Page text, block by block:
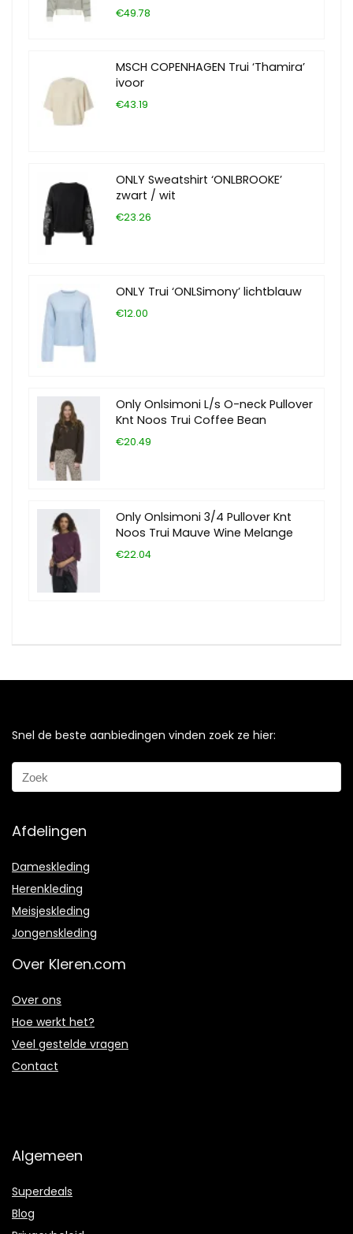
€49.78
MSCH COPENHAGEN Trui ‘Thamira’
ivoor
€43.19
ONLY Sweatshirt ‘ONLBROOKE’
zwart / wit
€23.26
ONLY Trui ‘ONLSimony’ lichtblauw
€12.00
Only Onlsimoni L/s O-neck Pullover
Knt Noos Trui Coffee Bean
€20.49
Only Onlsimoni 3/4 Pullover Knt
Noos Trui Mauve Wine Melange
€22.04
Snel de beste aanbiedingen vinden zoek ze hier:
Afdelingen
Dameskleding
Herenkleding
Meisjeskleding
Jongenskleding
Over Kleren.com
Over ons
Hoe werkt het?
Veel gestelde vragen
Contact
Algemeen
Superdeals
Blog